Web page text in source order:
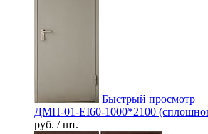
Быстрый просмотр
ДМП-01-EI60-1000*2100
руб. / шт.